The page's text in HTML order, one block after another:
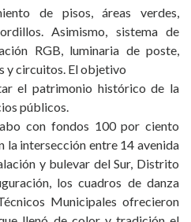
de pisos, áreas verdes,
Asimismo, sistema de
RGB, luminaria de poste,
y circuitos. El objetivo
el patrimonio histórico de la
públicos.
con fondos 100 por ciento
la intersección entre 14 avenida
y bulevar del Sur, Distrito
los cuadros de danza
Municipales ofrecieron